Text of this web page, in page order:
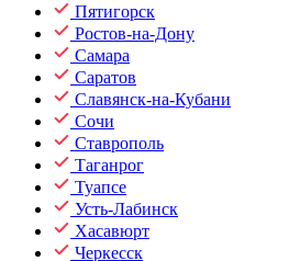
Пятигорск
Ростов-на-Дону
Самара
Саратов
Славянск-на-Кубани
Сочи
Ставрополь
Таганрог
Туапсе
Усть-Лабинск
Хасавюрт
Черкесск